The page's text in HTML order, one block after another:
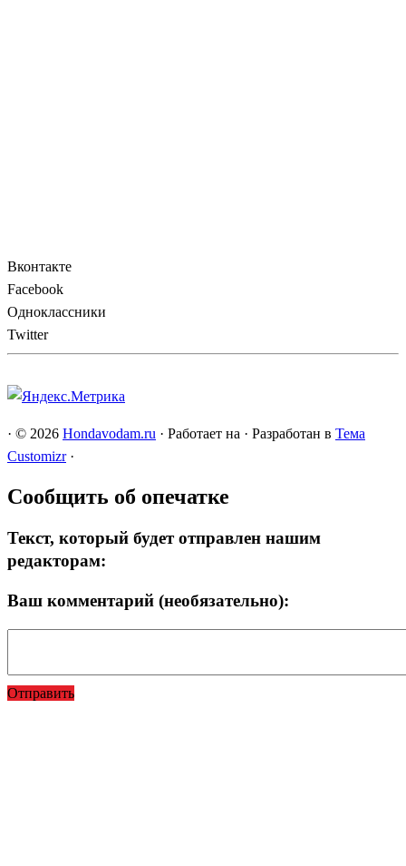
Вконтакте
Facebook
Одноклассники
Twitter
· © 2026 Hondavodam.ru · Работает на · Разработан в Тема
Customizr ·
Сообщить об опечатке
Текст, который будет отправлен нашим
редакторам:
Ваш комментарий (необязательно):
Отправить